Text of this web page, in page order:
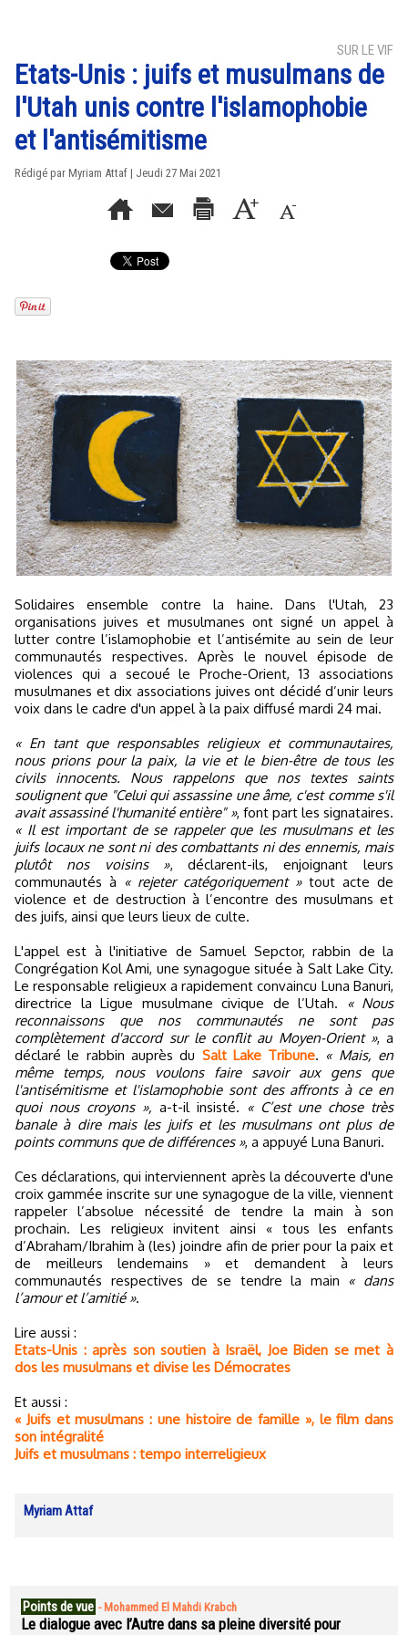
SUR LE VIF
Etats-Unis : juifs et musulmans de
l'Utah unis contre l'islamophobie
et l'antisémitisme
Rédigé par Myriam Attaf | Jeudi 27 Mai 2021
Solidaires ensemble contre la haine. Dans l'Utah, 23
organisations juives et musulmanes ont signé un appel à
lutter contre l’islamophobie et l’antisémite au sein de leur
communautés respectives. Après le nouvel épisode de
violences qui a secoué le Proche-Orient, 13 associations
musulmanes et dix associations juives ont décidé d’unir leurs
voix dans le cadre d'un appel à la paix diffusé mardi 24 mai.
« En tant que responsables religieux et communautaires,
nous prions pour la paix, la vie et le bien-être de tous les
civils innocents. Nous rappelons que nos textes saints
soulignent que "Celui qui assassine une âme, c'est comme s'il
avait assassiné l'humanité entière" », font part les signataires.
« Il est important de se rappeler que les musulmans et les
juifs locaux ne sont ni des combattants ni des ennemis, mais
plutôt nos voisins », déclarent-ils, enjoignant leurs
communautés à « rejeter catégoriquement »tout acte de
violence et de destruction à l’encontre des musulmans et
des juifs, ainsi que leurs lieux de culte.
L'appel est à l'initiative de Samuel Sepctor, rabbin de la
Congrégation Kol Ami, une synagogue située à Salt Lake City.
Le responsable religieux a rapidement convaincu Luna Banuri,
directrice la Ligue musulmane civique de l’Utah.
« Nous
reconnaissons que nos communautés ne sont pas
complètement d'accord sur le conflit au Moyen-Orient », a
déclaré le rabbin auprès du Salt Lake Tribune. « Mais, en
même temps, nous voulons faire savoir aux gens que
l'antisémitisme et l'islamophobie sont des affronts à ce en
quoi nous croyons », a-t-il insisté. « C’est une chose très
banale à dire mais les juifs et les musulmans ont plus de
points communs que de différences », a appuyé Luna Banuri.
Ces déclarations, qui interviennent après la découverte d'une
croix gammée inscrite sur une synagogue de la ville, viennent
rappeler l’absolue nécessité de tendre la main à son
prochain. Les religieux invitent ainsi « tous les enfants
d’Abraham/Ibrahim à (les) joindre afin de prier pour la paix et
de meilleurs lendemains » et demandent à leurs
communautés respectives de se tendre la main « dans
l’amour et l’amitié ».
Lire aussi :
Etats-Unis : après son soutien à Israël, Joe Biden se met à
dos les musulmans et divise les Démocrates
Et aussi :
« Juifs et musulmans : une histoire de famille », le film dans
son intégralité
Juifs et musulmans : tempo interreligieux
Myriam Attaf
Points de vue - Mohammed El Mahdi Krabch
Le dialogue avec l’Autre dans sa pleine diversité pour